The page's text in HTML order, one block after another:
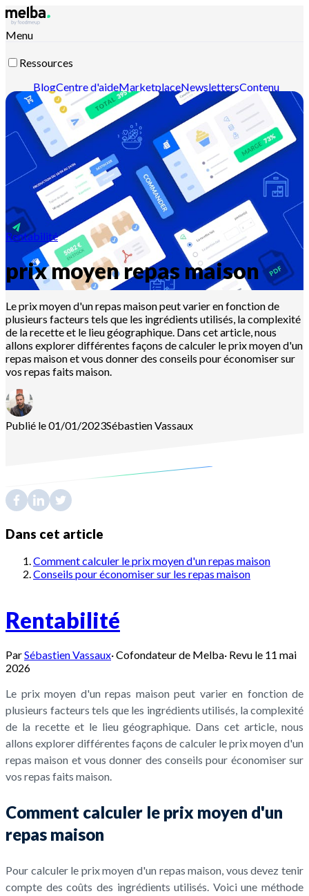
Menu
Ressources
BlogCentre d'aideMarketplaceNewslettersContenu
intelligentDocumentation APIDocumentation MCP
Contactez-nousDécouvrir melba
Rentabilité
prix moyen repas maison
Le prix moyen d'un repas maison peut varier en fonction de
plusieurs facteurs tels que les ingrédients utilisés, la complexité
de la recette et le lieu géographique. Dans cet article, nous
allons explorer différentes façons de calculer le prix moyen d'un
repas maison et vous donner des conseils pour économiser sur
vos repas faits maison.
Publié le 01/01/2023SébastienVassaux
Dans cet article
Comment calculer le prix moyen d'un repas maison
Conseils pour économiser sur les repas maison
Rentabilité
ParSébastien Vassaux·Cofondateur de Melba· Revu le 11 mai
2026
Le prix moyen d'un repas maison peut varier en fonction de
plusieurs facteurs tels que les ingrédients utilisés, la complexité
de la recette et le lieu géographique. Dans cet article, nous
allons explorer différentes façons de calculer le prix moyen d'un
repas maison et vous donner des conseils pour économiser sur
vos repas faits maison.
Comment calculer le prix moyen d'un
repas maison
Pour calculer le prix moyen d'un repas maison, vous devez tenir
compte des coûts des ingrédients utilisés. Voici une méthode